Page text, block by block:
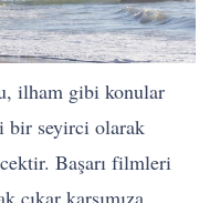
ilham gibi konular
bir seyirci olarak
Başarı filmleri
çıkar karşımıza.